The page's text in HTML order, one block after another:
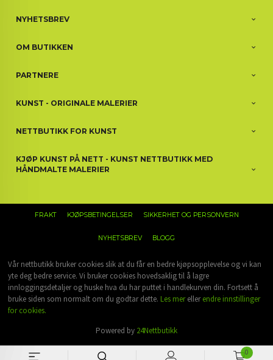
0
NYHETSBREV
OM BUTIKKEN
PARTNERE
KUNST - ORIGINALE MALERIER
NETTBUTIKK FOR KUNST
KJØP KUNST PÅ NETT - KUNST NETTBUTIKK MED
HÅNDMALTE MALERIER
FRAKT KJØPSBETINGELSER SIKKERHET OG PERSONVERN
NYHETSBREV BLOGG
Vår nettbutikk bruker cookies slik at du får en bedre kjøpsopplevelse og vi kan
yte deg bedre service. Vi bruker cookies hovedsaklig til å lagre
innloggingsdetaljer og huske hva du har puttet i handlekurven din. Fortsett å
bruke siden som normalt om du godtar dette. Les merellerendre innstillinger
for cookies.
Powered by 24Nettbutikk